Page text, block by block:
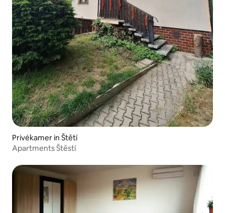
Privékamer in Štětí
Apartments Štěstí